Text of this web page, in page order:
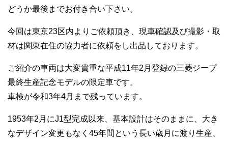
どうか最後までお付き合い下さい。
今回は東京23区内よりご依頼頂き、現車確認及び撮影・取
材は関東在住の協力者に依頼をし出品しております。
ご紹介の車両は大変貴重な平成11年2月登録の三菱ジープ
最終生産記念モデルの限定車です。
車検が令和3年4月まで残っています。
1953年2月にJ1型完成以来、基本設計はそのままに、大き
なデザイン変更もなく45年間という長い歳月に渡り生産、